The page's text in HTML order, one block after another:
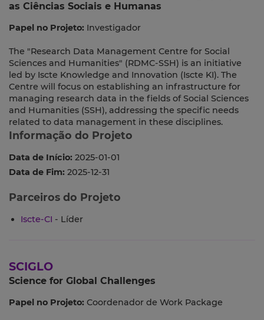
as Ciências Sociais e Humanas
Papel no Projeto: Investigador
The "Research Data Management Centre for Social
Sciences and Humanities" (RDMC-SSH) is an initiative
led by Iscte Knowledge and Innovation (Iscte KI). The
Centre will focus on establishing an infrastructure for
managing research data in the fields of Social Sciences
and Humanities (SSH), addressing the specific needs
related to data management in these disciplines.
Informação do Projeto
Data de Início: 2025-01-01
Data de Fim: 2025-12-31
Parceiros do Projeto
Iscte-CI - Líder
SCIGLO
Science for Global Challenges
Papel no Projeto: Coordenador de Work Package